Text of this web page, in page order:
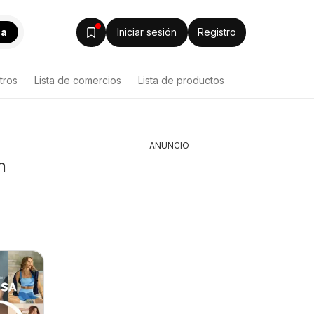
Iniciar sesión Registro
Lista de comercios Lista de productos
ANUNCIO